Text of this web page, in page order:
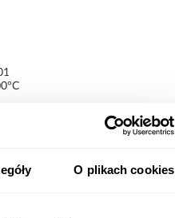
O plikach cookies
i bezpieczeństwo pracy